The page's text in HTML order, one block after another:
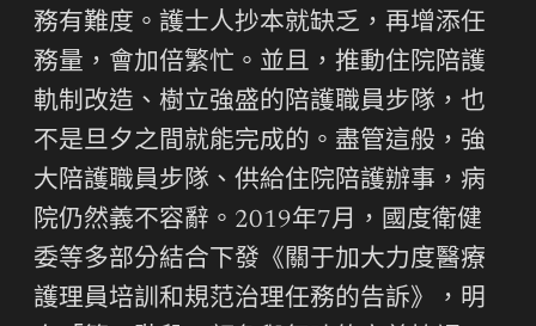
務有難度。護士人抄本就缺乏，再增添任
務量，會加倍繁忙。並且，推動住院陪護
軌制改造、樹立強盛的陪護職員步隊，也
不是旦夕之間就能完成的。盡管這般，強
大陪護職員步隊、供給住院陪護辦事，病
院仍然義不容辭。2019年7月，國度衛健
委等多部分結合下發《關于加大力度醫療
護理員培訓和規范治理任務的告訴》，明